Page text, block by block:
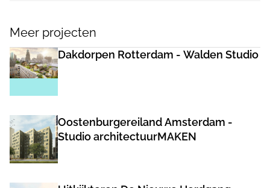
Meer projecten
Dakdorpen Rotterdam - Walden Studio
Oostenburgereiland Amsterdam -
Studio architectuurMAKEN